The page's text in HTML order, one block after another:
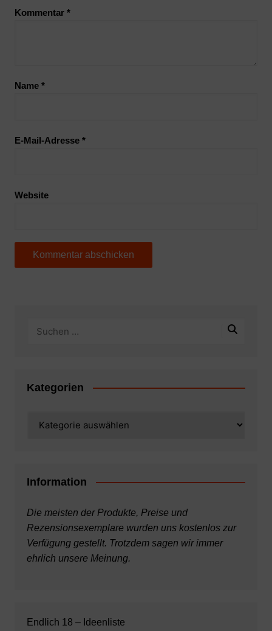
Kommentar *
Name *
E-Mail-Adresse *
Website
Kategorien
Information
Die meisten der Produkte, Preise und
Rezensionsexemplare wurden uns kostenlos zur
Verfügung gestellt. Trotzdem sagen wir immer
ehrlich unsere Meinung.
Endlich 18 – Ideenliste